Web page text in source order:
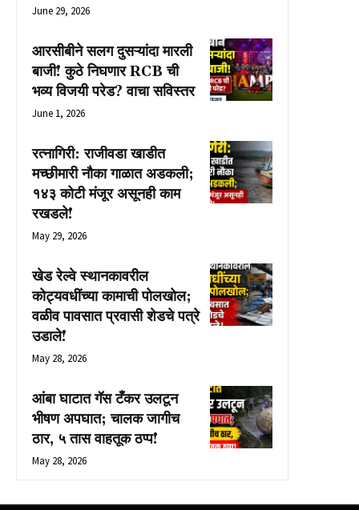
June 29, 2026
आरसीबीने सलग दुसऱ्यांदा मारली
बाजी! कुठे निघणार RCB ची
भव्य विजयी परेड? वाचा सविस्तर
June 1, 2026
रत्नागिरी: राजीवडा खाडीत
मच्छीमारी नौका गाळात अडकली;
१४३ कोटी मंजूर असूनही काम
रखडले!
May 29, 2026
खेड रेल्वे स्थानकावरील
कोट्यवधींच्या कामाची पोलखोल;
वळीव पावसात प्रवासी शेडचे पत्रे
उडाले!
May 28, 2026
आंबा घाटात गॅस टँकर उलटून
भीषण अपघात; चालक जागीच
ठार, ५ तास वाहतूक ठप्प!
May 28, 2026